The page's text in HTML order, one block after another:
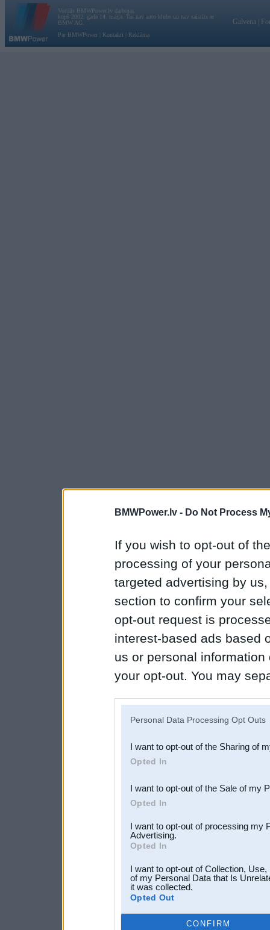
BMWPower.lv - Do Not Process
If you wish to opt-out of
processing of your
targeted advertising by
section to confirm your
opt-out request is
interest-based ads based
us or personal
your opt-out. You may
Downstream Participants
third parties.
Personal Data Processing Opt Outs
I want to opt-out of the Sharing of
Opted In
I want to opt-out of the Sale of my
Opted In
I want to opt-out of processing my
Advertising.
Opted In
I want to opt-out of Collection,
of my Personal Data that Is
it was collected.
Opted Out
CONFIRM
Vortāls BMWPower.lv darbojas
kopš 2002. gada 14. maija. Tas nav auto klubs un nav saistīts ar
BMW AG.
Par BMWPower
Kontakti Reklāma
Galvena